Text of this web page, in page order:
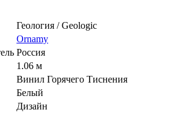
Геология / Geologic
Ornamy
Россия
1.06 м
Винил Горячего Тиснения
Белый
Дизайн